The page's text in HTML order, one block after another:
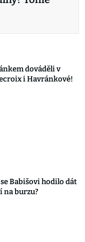
dováděli v
i Havránkové!
Babišovi hodilo dát
na burzu?